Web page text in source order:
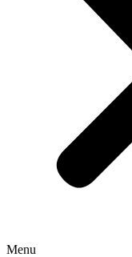
Menu